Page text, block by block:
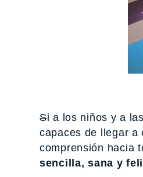
Si a los niños y a
capaces de llegar a
comprensión hacia
sencilla, sana y